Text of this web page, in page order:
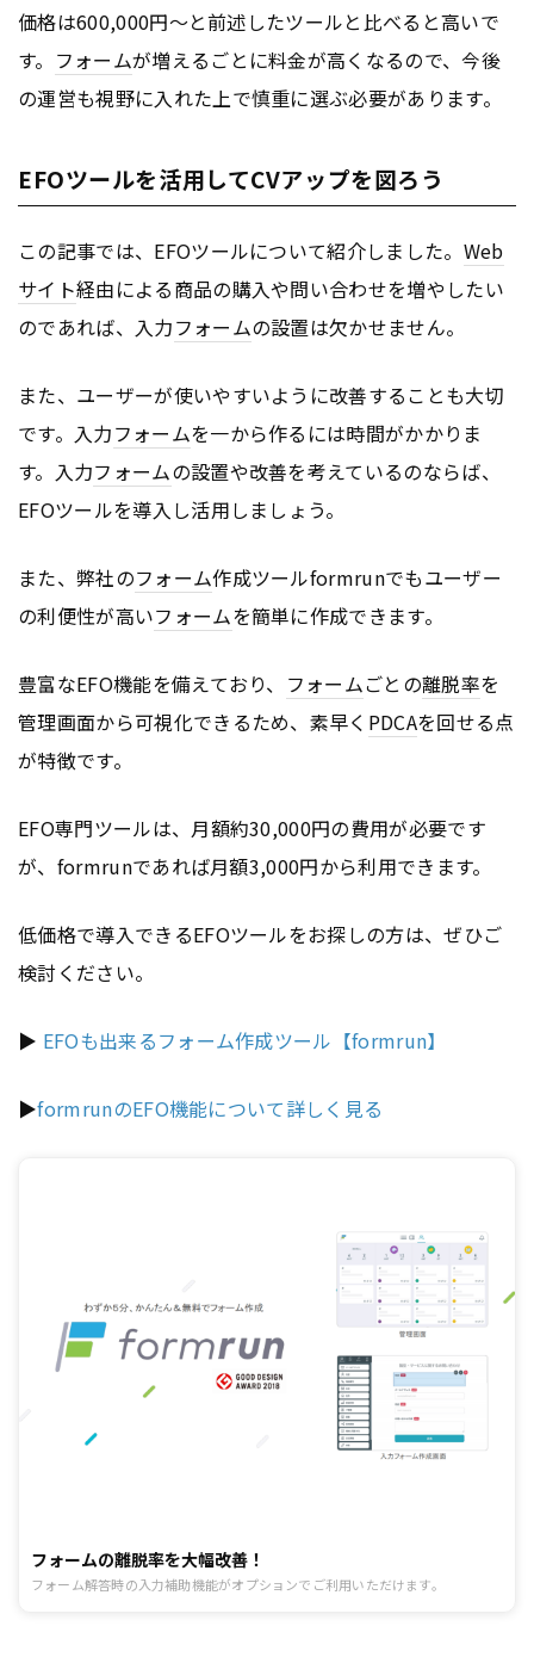
価格は600,000円〜と前述したツールと比べると高いで
す。 フォームが増えるごとに料金が高くなるので、今後
の運営も視野に入れた上で慎重に選ぶ必要があります。
EFOツールを活用してCVアップを図ろう
この記事では、EFOツールについて紹介しました。 Web
サイト経由による商品の購入や問い合わせを増やしたい
のであれば、入力フォームの設置は欠かせません。
また、ユーザーが使いやすいように改善することも大切
です。入力フォームを一から作るには時間がかかりま
す。入力フォームの設置や改善を考えているのならば、
EFOツールを導入し活用しましょう。
また、弊社のフォーム作成ツールformrunでもユーザー
の利便性が高いフォームを簡単に作成できます。
豊富なEFO機能を備えており、 フォームごとの離脱率を
管理画面から可視化できるため、素早く PDCAを回せる点
が特徴です。
EFO専門ツールは、月額約30,000円の費用が必要です
が、formrunであれば月額3,000円から利用できます。
低価格で導入できるEFOツールをお探しの方は、ぜひご
検討ください。
▶ EFOも出来るフォーム作成ツール【formrun】
▶formrunのEFO機能について詳しく見る
フォームの離脱率を大幅改善！
フォーム解答時の入力補助機能がオプションでご利用いただけます。